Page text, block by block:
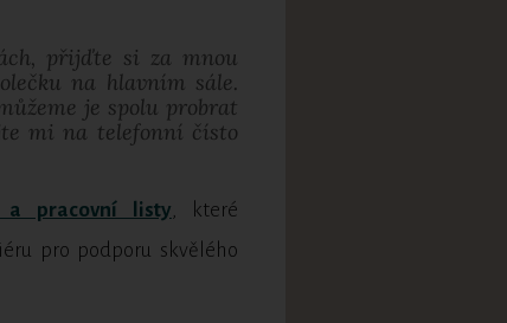
přijďte si za mnou
na hlavním sále.
je spolu probrat
mi na telefonní čísto
a pracovní listy, které
pro podporu skvělého